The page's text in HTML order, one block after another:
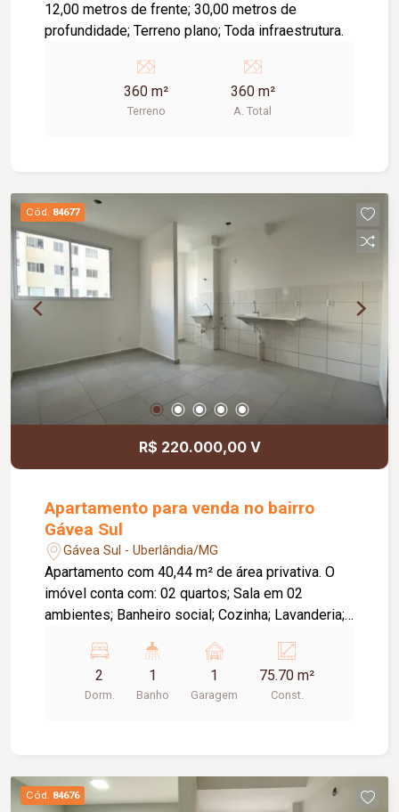
12,00 metros de frente; 30,00 metros de
profundidade; Terreno plano; Toda infraestrutura.
360 m²
Terreno
360 m²
A. Total
Cód. 84677
R$ 220.000,00 V
Apartamento para venda no bairro
Gávea Sul
Gávea Sul - Uberlândia/MG
Apartamento com 40,44 m² de área privativa. O
imóvel conta com: 02 quartos; Sala em 02
ambientes; Banheiro social; Cozinha; Lavanderia;
Portaria 24 horas; Portões eletrônicos; Interfone;
Câmeras de segurança; Sistema de alarme; Salão
de festas; Playground; Mercadinho; Gás
proporcionando conforto e praticidade.
Informações complementares: Área construída
2
Dorm.
1
Banho
1
Garagem
75.70 m²
Const.
Cód. 84676